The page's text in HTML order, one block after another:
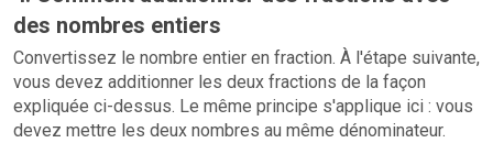
des nombres entiers
Convertissez le nombre entier en fraction. À l'étape suivante,
vous devez additionner les deux fractions de la façon
expliquée ci-dessus. Le même principe s'applique ici : vous
devez mettre les deux nombres au même dénominateur.